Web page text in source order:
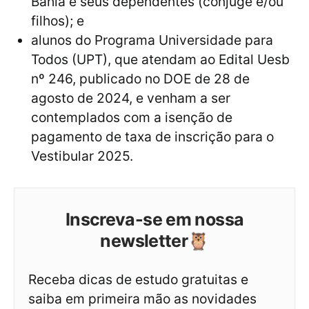
filhos); e
alunos do Programa Universidade para
Todos (UPT), que atendam ao Edital Uesb
nº 246, publicado no DOE de 28 de
agosto de 2024, e venham a ser
contemplados com a isenção de
pagamento de taxa de inscrição para o
Vestibular 2025.
Inscreva-se em nossa
newsletter🦉
Receba dicas de estudo gratuitas e
saiba em primeira mão as novidades